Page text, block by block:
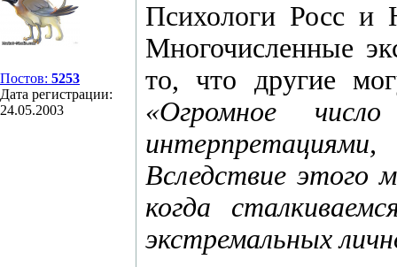
Постов: 5253
Дата регистрации:
24.05.2003
Психологи Росс и
Многочисленные
то, что другие
«Огромное
Вследствие этого
когда
экстремальных